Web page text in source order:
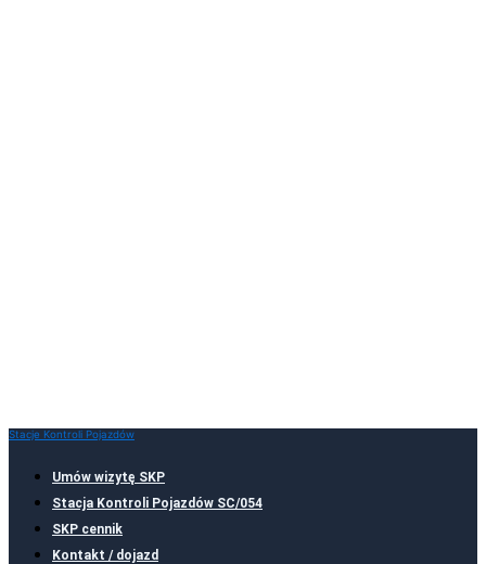
Stacje Kontroli Pojazdów
Umów wizytę SKP
Stacja Kontroli Pojazdów SC/054
SKP cennik
Kontakt / dojazd